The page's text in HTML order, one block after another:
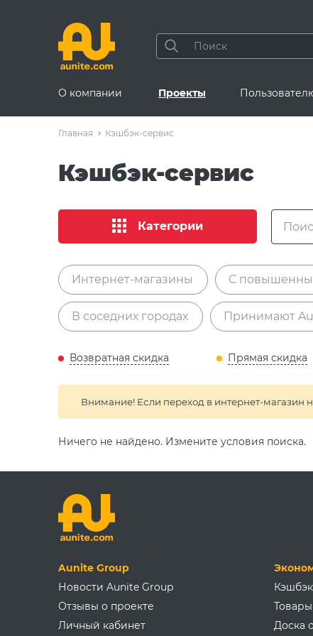
О компании Проекты
Главная Кэшбэк-сервис
Кэшбэк-сервис
Категории
Интернет-магазины С
В соседних городах Принимают
Возвратная скидка Прямая скидка
Внимание! Если переход в интернет-магазин
Ничего не найдено. Измените условия поиска.
Aunite Group
Новости Aunite Group
Отзывы о проекте
Личный кабинет
Доска